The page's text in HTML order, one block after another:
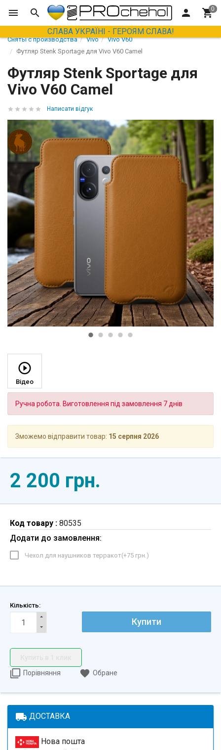
СЛАВА УКРАЇНІ - ГЕРОЯМ СЛАВА!
Сняты с производства Vivo
Vivo V60
Футляр Stenk Sportage для Vivo V60 Camel
Футляр Stenk Sportage для
Vivo V60 Camel
Написати відгук
Відео
Ручна робота. Виготовлення під замовлення 7 днів
Зможемо відправити товар: 15 серпня 2026
2 200 грн.
Код товару : 80535
Додати до замовлення:
Чехол для наушников терракот(+75 грн.)
Кількість:
Купити
Порівняння
Обране
local_shipping ДОСТАВКА
Нова пошта